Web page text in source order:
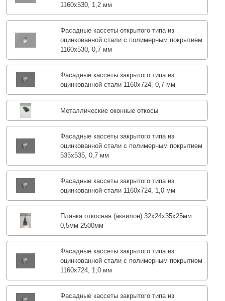
1160х530, 1,2 мм
Фасадные кассеты открытого типа из
оцинкованной стали с полимерным покрытием
1160х530, 0,7 мм
Фасадные кассеты закрытого типа из
оцинкованной стали 1160х724, 0,7 мм
Металлические оконные откосы
Фасадные кассеты закрытого типа из
оцинкованной стали с полимерным покрытием
535х535, 0,7 мм
Фасадные кассеты закрытого типа из
оцинкованной стали 1160х724, 1,0 мм
Планка откосная (аквилон) 32х24х35х25мм
0,5мм 2500мм
Фасадные кассеты закрытого типа из
оцинкованной стали с полимерным покрытием
1160х724, 1,0 мм
Фасадные кассеты закрытого типа из